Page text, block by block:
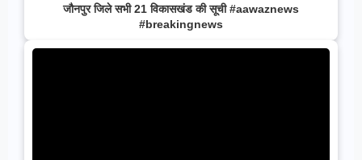
जौनपुर जिले सभी 21 विकासखंड की सूची #aawaznews
#breakingnews